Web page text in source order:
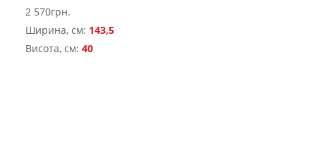
2 570грн.
Ширина, см: 143,5
Висота, см:40